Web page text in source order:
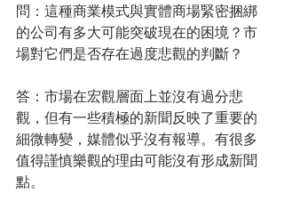
問：這種商業模式與實體商場緊密捆綁
的公司有多大可能突破現在的困境？市
場對它們是否存在過度悲觀的判斷？
答：市場在宏觀層面上並沒有過分悲
觀，但有一些積極的新聞反映了重要的
細微轉變，媒體似乎沒有報導。有很多
值得謹慎樂觀的理由可能沒有形成新聞
點。